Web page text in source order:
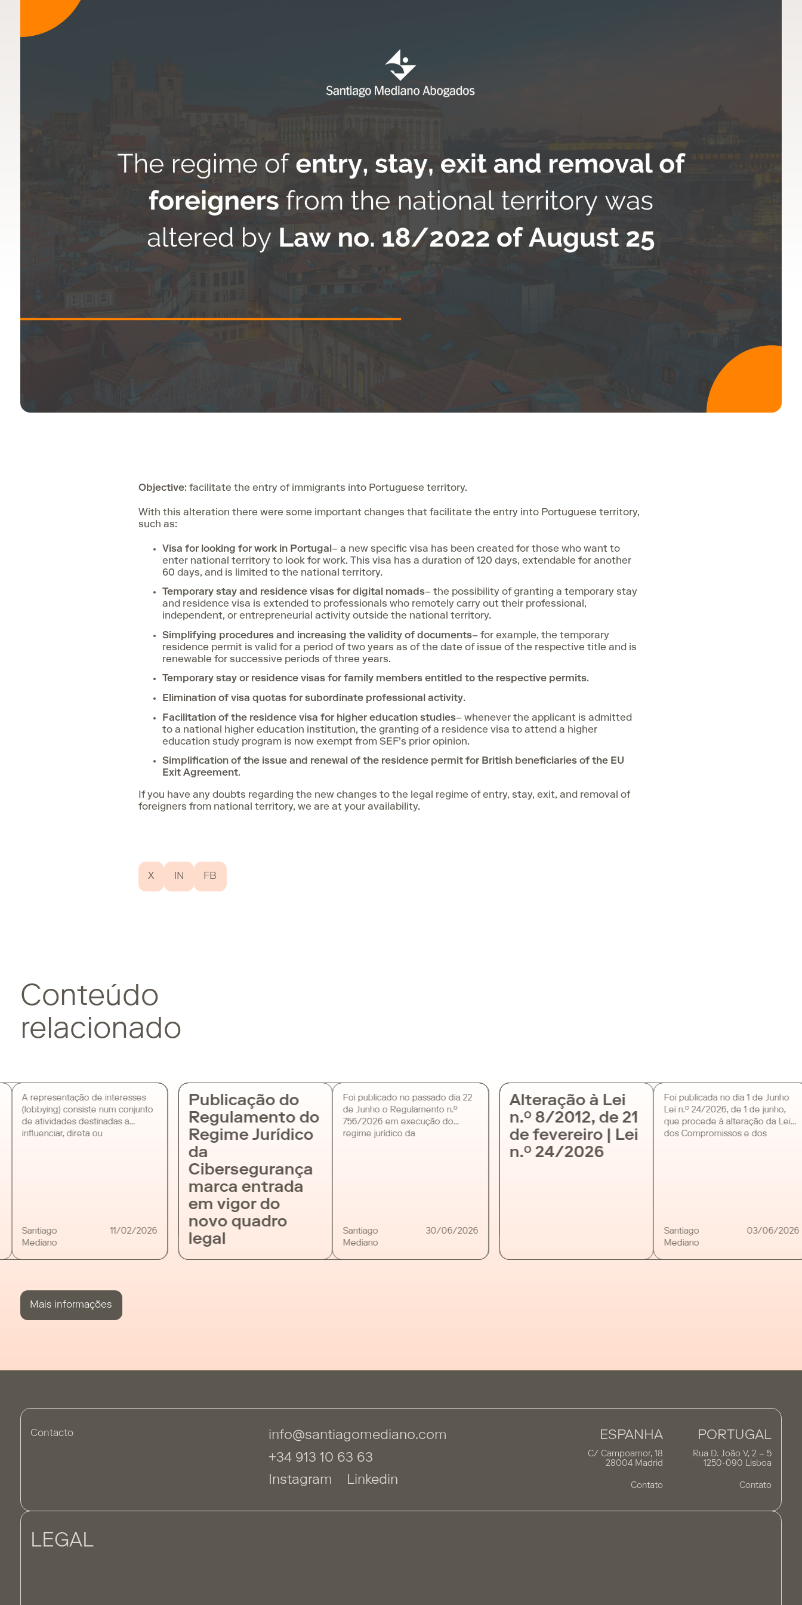
Objective: facilitate the entry of immigrants into Portuguese territory.
With this alteration there were some important changes that facilitate the entry into Portuguese territory,
such as:
Visa for looking for work in Portugal– a new specific visa has been created for those who want to
enter national territory to look for work. This visa has a duration of 120 days, extendable for another
60 days, and is limited to the national territory.
Temporary stay and residence visas for digital nomads– the possibility of granting a temporary stay
and residence visa is extended to professionals who remotely carry out their professional,
independent, or entrepreneurial activity outside the national territory.
Simplifying procedures and increasing the validity of documents– for example, the temporary
residence permit is valid for a period of two years as of the date of issue of the respective title and is
renewable for successive periods of three years.
Temporary stay or residence visas for family members entitled to the respective permits.
Elimination of visa quotas for subordinate professional activity.
Facilitation of the residence visa for higher education studies– whenever the applicant is admitted
to a national higher education institution, the granting of a residence visa to attend a higher
education study program is now exempt from SEF’s prior opinion.
Simplification of the issue and renewal of the residence permit for British beneficiaries of the EU
Exit Agreement.
If you have any doubts regarding the new changes to the legal regime of entry, stay, exit, and removal of
foreigners from national territory, we are at your availability.
X IN FB
Conteúdo
relacionado
A representação de interesses
(lobbying) consiste num conjunto
de atividades destinadas a
influenciar, direta ou
entre entidades públicas e
representantes de interesses,
Santiago
Mediano
11/02/2026
Publicação do
Regulamento do
Regime Jurídico
da
Cibersegurança
marca entrada
em vigor do
novo quadro
legal
Foi publicado no passado dia 22
de Junho o Regulamento n.º
756/2026 em execução do
regime jurídico da
obrigações legais. O regime
jurídico da cibersegurança […]
Santiago
Mediano
30/06/2026
Alteração à Lei
n.º 8/2012, de 21
de fevereiro | Lei
n.º 24/2026
Foi publicada no dia 1 de Junho
Lei n.º 24/2026, de 1 de junho,
que procede à alteração da Lei
dos Compromissos e dos
Santiago
Mediano
03/06/2026
Mais informações
Contacto
info@santiagomediano.com
+34 913 10 63 63
Instagram
Linkedin
ESPANHA
C/ Campoamor, 18
28004 Madrid
Contato
PORTUGAL
Rua D. João V, 2 – 5
1250-090 Lisboa
Contato
LEGAL